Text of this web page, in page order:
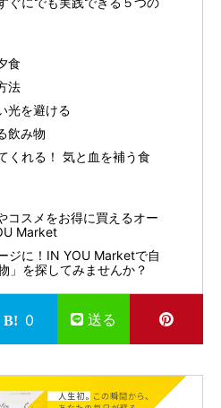
食
法
光を避ける
飲み物
くれる！ 気と血を補う食
コスメをお得に買えるオー
Market
ジに！IN YOU Marketで自
」を探してみませんか？
0 送る